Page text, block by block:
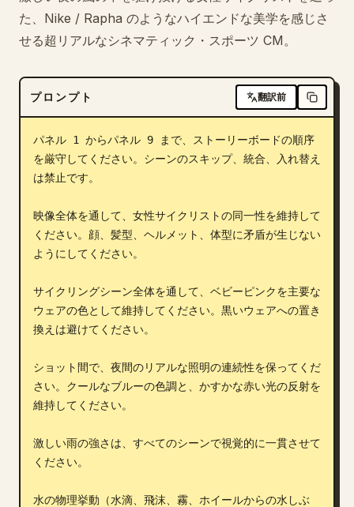
更新情報
た、Nike / Rapha のようなハイエンドな美学を感じさ
せる超リアルなシネマティック・スポーツ CM。
プロンプト 翻訳前
パネル 1 からパネル 9 まで、ストーリーボードの順序
を厳守してください。シーンのスキップ、統合、入れ替え
は禁止です。
映像全体を通して、女性サイクリストの同一性を維持して
ください。顔、髪型、ヘルメット、体型に矛盾が生じない
ようにしてください。
サイクリングシーン全体を通して、ベビーピンクを主要な
ウェアの色として維持してください。黒いウェアへの置き
換えは避けてください。
ショット間で、夜間のリアルな照明の連続性を保ってくだ
さい。クールなブルーの色調と、かすかな赤い光の反射を
維持してください。
激しい雨の強さは、すべてのシーンで視覚的に一貫させて
ください。
水の物理挙動（水滴、飛沫、霧、ホイールからの水しぶ